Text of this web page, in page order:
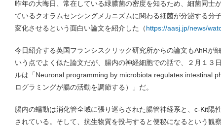
昨年の大晦日、常在している緑膿菌の密度を知るため、細菌同士
ているクオラムセンシングメカニズムに関わる細菌が分泌する分
変化させるという面白い論文を紹介した（https://aasj.jp/news/
今日紹介する英国フランシスクリック研究所からの論文もAhRが
いう点でよく似た論文だが、腸内の神経細胞での話で、２月１３
ルは「Neuronal programming by microbiota regulates intestinal
ログラミングが腸の活動を調節する）」だ。
腸内の蠕動は消化管全域に張り巡らされた腸管神経系と、c-Kit陽
されている。そして、抗生物質を投与すると便秘になるという観